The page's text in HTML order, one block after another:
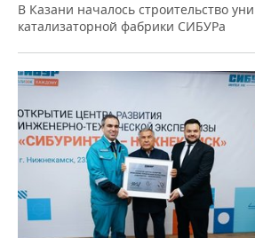
В Казани началось строительство
катализаторной фабрики СИБУРа